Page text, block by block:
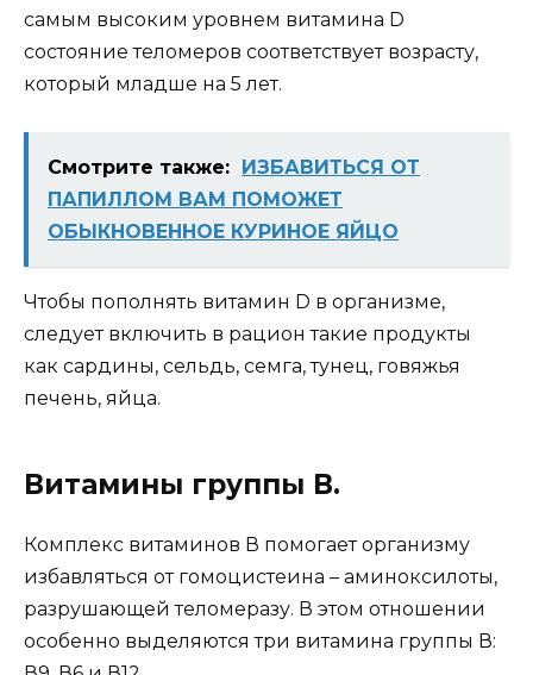
самым высоким уровнем витамина D
состояние теломеров соответствует возрасту,
который младше на 5 лет.
Смотрите также: ИЗБАВИТЬСЯ ОТ
ПАПИЛЛОМ ВАМ ПОМОЖЕТ
ОБЫКНОВЕННОЕ КУРИНОЕ ЯЙЦО
Чтобы пополнять витамин D в организме,
следует включить в рацион такие продукты
как сардины, сельдь, семга, тунец, говяжья
печень, яйца.
Витамины группы В.
Комплекс витаминов В помогает организму
избавляться от гомоцистеина – аминоксилоты,
разрушающей теломеразу. В этом отношении
особенно выделяются три витамина группы В: